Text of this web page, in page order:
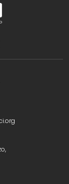
tab)tab)
new tab)
a new tab)